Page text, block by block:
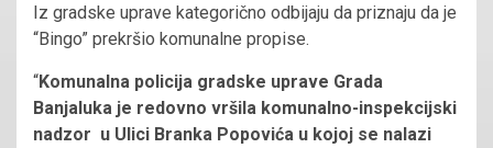
Iz gradske uprave kategorično odbijaju da priznaju da je
“Bingo” prekršio komunalne propise.
“Komunalna policija gradske uprave Grada
Banjaluka je redovno vršila komunalno-inspekcijski
nadzor u Ulici Branka Popovića u kojoj se nalazi